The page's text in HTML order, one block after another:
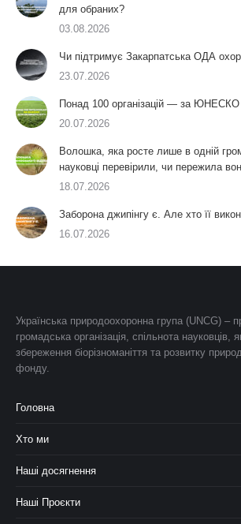
для обраних?
03.08.2026
Чи підтримує Закарпатська ОДА
23.07.2026
Понад 100 організацій — за
20.07.2026
Волошка, яка росте лише в одній
науковці перевірили, чи пережила
18.07.2026
Заборона джипінгу є. Але хто її
16.07.2026
Українська природоохоронна група (UNCG) –
громадська організація, спільнота науковців,
збереження біорізноманіття та розвитку
фонду.
Головна
Хто ми
Наші досягнення
Наші Проєкти